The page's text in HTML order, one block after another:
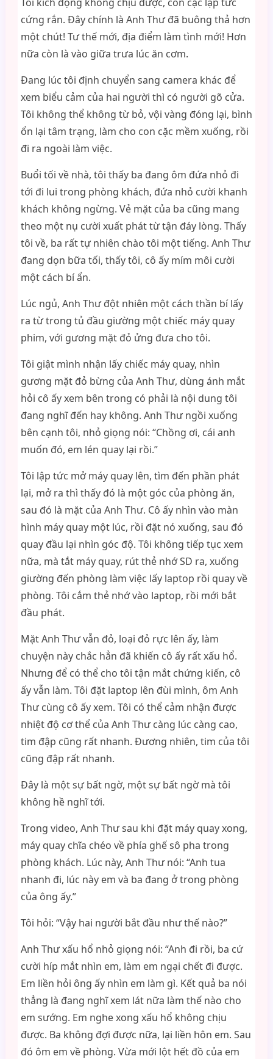
cứng rắn. Đây chính là Anh Thư đã buông thả hơn
một chút! Tư thế mới, địa điểm làm tình mới! Hơn
nữa còn là vào giữa trưa lúc ăn cơm.
Đang lúc tôi định chuyển sang camera khác để
xem biểu cảm của hai người thì có người gõ cửa.
Tôi không thể không từ bỏ, vội vàng đóng lại, bình
ổn lại tâm trạng, làm cho con cặc mềm xuống, rồi
đi ra ngoài làm việc.
Buổi tối về nhà, tôi thấy ba đang ôm đứa nhỏ đi
tới đi lui trong phòng khách, đứa nhỏ cười khanh
khách không ngừng. Vẻ mặt của ba cũng mang
theo một nụ cười xuất phát từ tận đáy lòng. Thấy
tôi về, ba rất tự nhiên chào tôi một tiếng. Anh Thư
đang dọn bữa tối, thấy tôi, cô ấy mím môi cười
một cách bí ẩn.
Lúc ngủ, Anh Thư đột nhiên một cách thần bí lấy
ra từ trong tủ đầu giường một chiếc máy quay
phim, với gương mặt đỏ ửng đưa cho tôi.
Tôi giật mình nhận lấy chiếc máy quay, nhìn
gương mặt đỏ bừng của Anh Thư, dùng ánh mắt
hỏi cô ấy xem bên trong có phải là nội dung tôi
đang nghĩ đến hay không. Anh Thư ngồi xuống
bên cạnh tôi, nhỏ giọng nói: “Chồng ơi, cái anh
muốn đó, em lén quay lại rồi.”
Tôi lập tức mở máy quay lên, tìm đến phần phát
lại, mở ra thì thấy đó là một góc của phòng ăn,
sau đó là mặt của Anh Thư. Cô ấy nhìn vào màn
hình máy quay một lúc, rồi đặt nó xuống, sau đó
quay đầu lại nhìn góc độ. Tôi không tiếp tục xem
nữa, mà tắt máy quay, rút thẻ nhớ SD ra, xuống
giường đến phòng làm việc lấy laptop rồi quay về
phòng. Tôi cắm thẻ nhớ vào laptop, rồi mới bắt
đầu phát.
Mặt Anh Thư vẫn đỏ, loại đỏ rực lên ấy, làm
chuyện này chắc hẳn đã khiến cô ấy rất xấu hổ.
Nhưng để có thể cho tôi tận mắt chứng kiến, cô
ấy vẫn làm. Tôi đặt laptop lên đùi mình, ôm Anh
Thư cùng cô ấy xem. Tôi có thể cảm nhận được
nhiệt độ cơ thể của Anh Thư càng lúc càng cao,
tim đập cũng rất nhanh. Đương nhiên, tim của tôi
cũng đập rất nhanh.
Đây là một sự bất ngờ, một sự bất ngờ mà tôi
không hề nghĩ tới.
Trong video, Anh Thư sau khi đặt máy quay xong,
máy quay chĩa chéo về phía ghế sô pha trong
phòng khách. Lúc này, Anh Thư nói: “Anh tua
nhanh đi, lúc này em và ba đang ở trong phòng
của ông ấy.”
Tôi hỏi: “Vậy hai người bắt đầu như thế nào?”
Anh Thư xấu hổ nhỏ giọng nói: “Anh đi rồi, ba cứ
cười híp mắt nhìn em, làm em ngại chết đi được.
Em liền hỏi ông ấy nhìn em làm gì. Kết quả ba nói
thẳng là đang nghĩ xem lát nữa làm thế nào cho
em sướng. Em nghe xong xấu hổ không chịu
được. Ba không đợi được nữa, lại liền hôn em. Sau
đó ôm em về phòng. Vừa mới lột hết đồ của em